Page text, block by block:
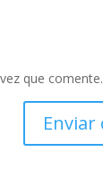
que comente.